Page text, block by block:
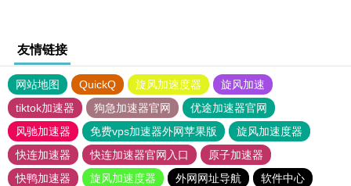
友情链接
网站地图 QuickQ 旋风加速度器
旋风加速
tiktok加速器
狗急加速器官网
优途加速器官网
风驰加速器
免费vps加速器外网苹果版
旋风加速度器
快连加速器
快连加速器官网入口
原子加速器
快鸭加速器
旋风加速度器 外网网址导航
软件中心